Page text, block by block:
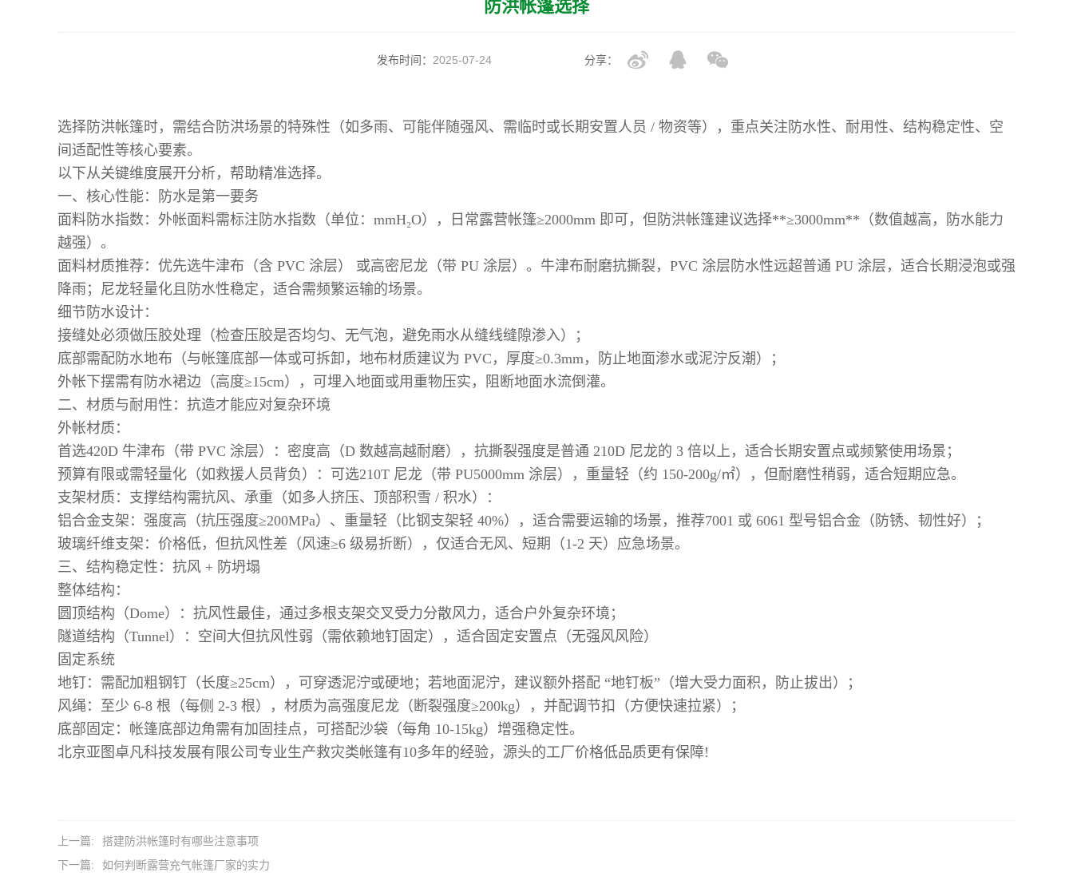
防洪帐篷选择
发布时间： 2025-07-24 分享：
选择防洪帐篷时，需结合防洪场景的特殊性（如多雨、可能伴随强风、需临时或长期安置人员 / 物资等），重点关注防水性、耐用性、结构稳定性、空
间适配性等核心要素。
以下从关键维度展开分析，帮助精准选择。
一、核心性能：防水是第一要务
面料防水指数：外帐面料需标注防水指数（单位：mmH₂O），日常露营帐篷≥2000mm 即可，但防洪帐篷建议选择**≥3000mm**（数值越高，防水能力
越强）。
面料材质推荐：优先选牛津布（含 PVC 涂层） 或高密尼龙（带 PU 涂层）。牛津布耐磨抗撕裂，PVC 涂层防水性远超普通 PU 涂层，适合长期浸泡或强
降雨；尼龙轻量化且防水性稳定，适合需频繁运输的场景。
细节防水设计：
接缝处必须做压胶处理（检查压胶是否均匀、无气泡，避免雨水从缝线缝隙渗入）；
底部需配防水地布（与帐篷底部一体或可拆卸，地布材质建议为 PVC，厚度≥0.3mm，防止地面渗水或泥泞反潮）；
外帐下摆需有防水裙边（高度≥15cm），可埋入地面或用重物压实，阻断地面水流倒灌。
二、材质与耐用性：抗造才能应对复杂环境
外帐材质：
首选420D 牛津布（带 PVC 涂层）
：密度高（D 数越高越耐磨），抗撕裂强度是普通 210D 尼龙的 3 倍以上，适合长期安置点或频繁使用场景；
预算有限或需轻量化（如救援人员背负）：可选210T 尼龙（带 PU5000mm 涂层），重量轻（约 150-200g/㎡），但耐磨性稍弱，适合短期应急。
支架材质：支撑结构需抗风、承重（如多人挤压、顶部积雪 / 积水）：
铝合金支架：强度高（抗压强度≥200MPa）、重量轻（比钢支架轻 40%），适合需要运输的场景，推荐7001 或 6061 型号铝合金（防锈、韧性好）；
玻璃纤维支架：价格低，但抗风性差（风速≥6 级易折断），仅适合无风、短期（1-2 天）应急场景。
三、结构稳定性：抗风 + 防坍塌
整体结构：
圆顶结构（Dome）：抗风性最佳，通过多根支架交叉受力分散风力，适合户外复杂环境；
隧道结构（Tunnel）：空间大但抗风性弱（需依赖地钉固定），适合固定安置点（无强风风险）
固定系统
地钉：需配加粗钢钉（长度≥25cm），可穿透泥泞或硬地；若地面泥泞，建议额外搭配 “地钉板”（增大受力面积，防止拔出）；
风绳：至少 6-8 根（每侧 2-3 根），材质为高强度尼龙（断裂强度≥200kg），并配调节扣（方便快速拉紧）；
底部固定：帐篷底部边角需有加固挂点，可搭配沙袋（每角 10-15kg）增强稳定性。
北京亚图卓凡科技发展有限公司 专业生产救灾类帐篷有10多年的经验，源头的工厂价格低品质更有保障!
上一篇:
搭建防洪帐篷时有哪些注意事项
下一篇:
如何判断露营充气帐篷厂家的实力